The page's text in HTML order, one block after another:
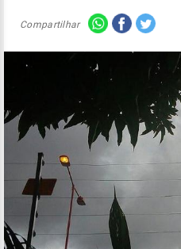
Compartilhar